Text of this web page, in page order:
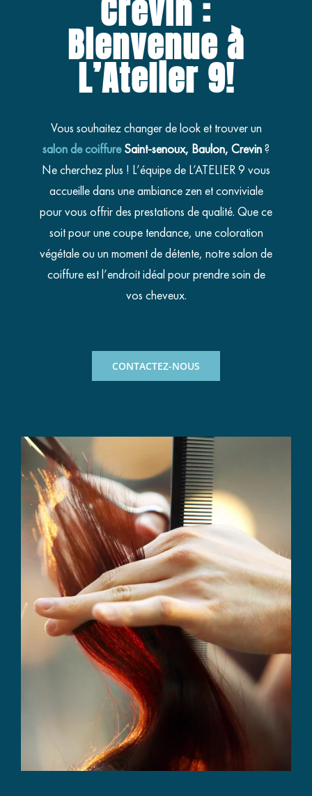
Crevin :
Bienvenue à
L’Atelier 9!
Vous souhaitez changer de look et trouver un
salon de coiffureSaint-senoux, Baulon, Crevin?
Ne cherchez plus ! L’équipe de L’ATELIER 9 vous
accueille dans une ambiance zen et conviviale
pour vous offrir des prestations de qualité. Que ce
soit pour une coupe tendance, une coloration
végétale ou un moment de détente, notre salon de
coiffure est l’endroit idéal pour prendre soin de
vos cheveux.
CONTACTEZ-NOUS